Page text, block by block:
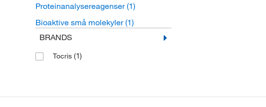
Proteinanalysereagenser(1)
Bioaktive små molekyler(1)
BRANDS
Tocris (1)